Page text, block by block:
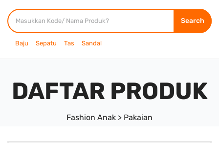
Search
Baju Sepatu Tas Sandal
DAFTAR PRODUK
Fashion Anak > Pakaian